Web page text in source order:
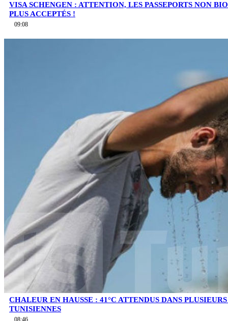
VISA SCHENGEN : ATTENTION, LES PASSEPORTS NON
PLUS ACCEPTÉS !
09:08
CHALEUR EN HAUSSE : 41°C ATTENDUS DANS
TUNISIENNES
08:46